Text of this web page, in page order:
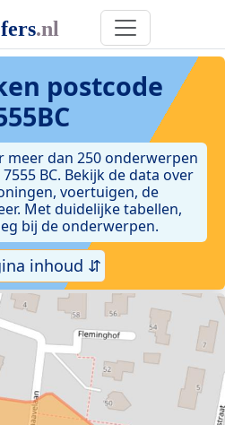
postcode
meer dan 250 onderwerpen
BC. Bekijk de data over
voertuigen, de
Met duidelijke tabellen,
bij de onderwerpen.
inhoud ⇵